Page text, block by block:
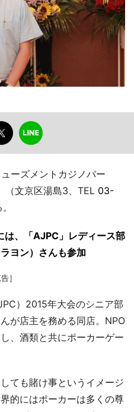
ーズメントカジノバー
（文京区湯島3、TEL 03-
は、「AJPC」レディース部
ヨン）さんも参加
］
）2015年大会のシニア部
が店主を務める同店。NPO
、酒類と共にポーカーゲー
ても賭け事というイメージ
的にはポーカーは多くの尊